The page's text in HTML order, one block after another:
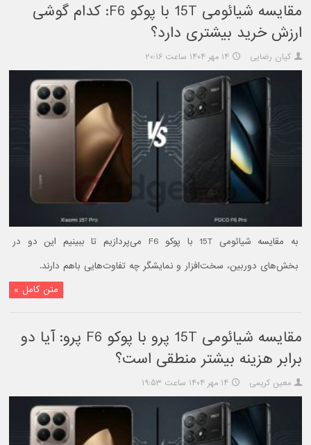
مقایسه شیائومی 15T با پوکو F6: کدام گوشی
ارزش خرید بیشتری دارد؟
کیان رضایی ۱۴ مهر ۱۴۰۴ ساعت ۲۰:۱۶
به مقایسه شیائومی 15T با پوکو F6 می‌پردازیم تا ببینیم این دو در
بخش‌های دوربین، سخت‌افزار و نمایشگر چه تفاوت‌هایی باهم دارند.
متن کامل »
مقایسه شیائومی 15T پرو با پوکو F6 پرو: آیا دو
برابر هزینه بیشتر منطقی است؟
معین کریمی ۱۴ مهر ۱۴۰۴ ساعت ۱۹:۵۳